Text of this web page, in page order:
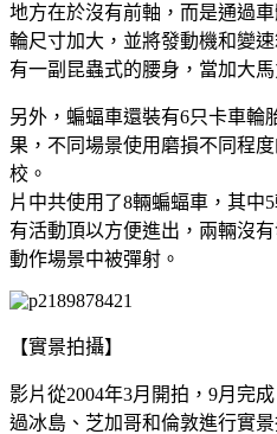
地方在於沒有前軸，而是通過
輪尺寸加大，並將發動機和變
有一副昆蟲式的腰身，當加大
另外，蝙蝠車還裝有6只卡車輪
果，不同場景使用磨損不同程
校。
片中共使用了8輛蝙蝠車，其中
有活動頂以方便進出，兩輛沒
動作場景中被彈射。
【實景拍攝】
影片從2004年3月開拍，9月完
過冰島、芝加哥和倫敦進行實